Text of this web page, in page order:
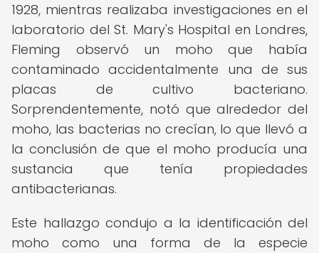
1928, mientras realizaba investigaciones en el
laboratorio del St. Mary's Hospital en Londres,
Fleming observó un moho que había
contaminado accidentalmente una de sus
placas de cultivo bacteriano.
Sorprendentemente, notó que alrededor del
moho, las bacterias no crecían, lo que llevó a
la conclusión de que el moho producía una
sustancia que tenía propiedades
antibacterianas.
Este hallazgo condujo a la identificación del
moho como una forma de la especie